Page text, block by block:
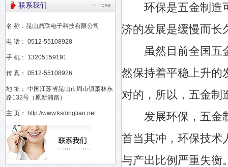
环保是五金制造可
济的发展是缓慢而长
虽然目前全国五金
然保持着平稳上升的
对的，所以，五金制
发展环保，五金制
首当其冲，环保技术
与产出比例严重失衡
联系我们
名 称：昆山鼎联电子科技有限公司
电 话： 0512-55108928
手 机： 13205159191
传 真： 0512-55108926
地 址： 中国江苏省昆山市周市镇萧林东
路132号（原新浦路）
主 页： http://www.ksdinglian.net